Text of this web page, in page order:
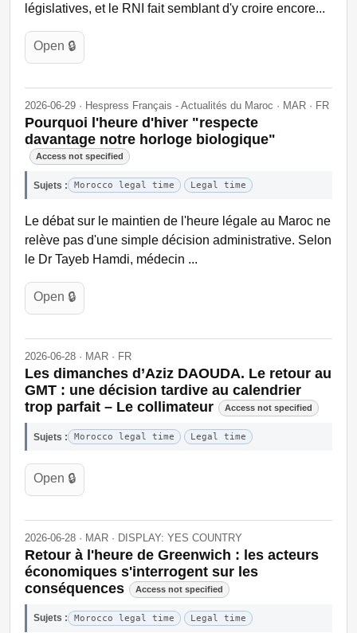
législatives, et le RNI fait semblant d'y croire encore...
Open 🔒
2026-06-29 · Hespress Français - Actualités du Maroc · MAR · FR
Pourquoi l'heure d'hiver "respecte
davantage notre horloge biologique"
Access not specified
Sujets : Morocco legal time Legal time
Le débat sur le maintien de l'heure légale au Maroc ne
relève pas d'une simple décision administrative. Selon
le Dr Tayeb Hamdi, médecin ...
Open 🔒
2026-06-28 · MAR · FR
Les dimanches d’Aziz DAOUDA. Le retour au
GMT : une décision tardive au calendrier
trop parfait – Le collimateur
Access not specified
Sujets : Morocco legal time Legal time
Open 🔒
2026-06-28 · MAR · DISPLAY: YES COUNTRY
Retour à l'heure de Greenwich : les acteurs
économiques s'interrogent sur les
conséquences
Access not specified
Sujets : Morocco legal time Legal time